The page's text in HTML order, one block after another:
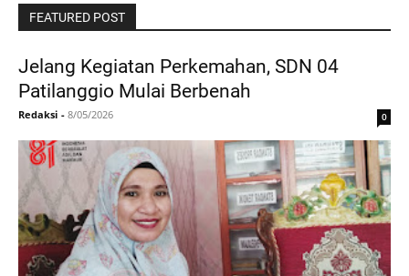
FEATURED POST
Jelang Kegiatan Perkemahan, SDN 04
Patilanggio Mulai Berbenah
Redaksi - 8/05/2026 0